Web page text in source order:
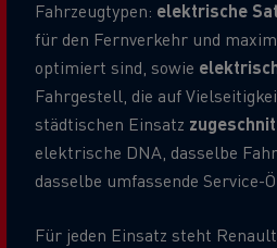
Fahrzeugtypen: elektrische
für den Fernverkehr und
optimiert sind, sowie
Fahrgestell, die auf
städtischen Einsatz
elektrische DNA, dasselbe
dasselbe umfassende Service-
Für jeden Einsatz steht